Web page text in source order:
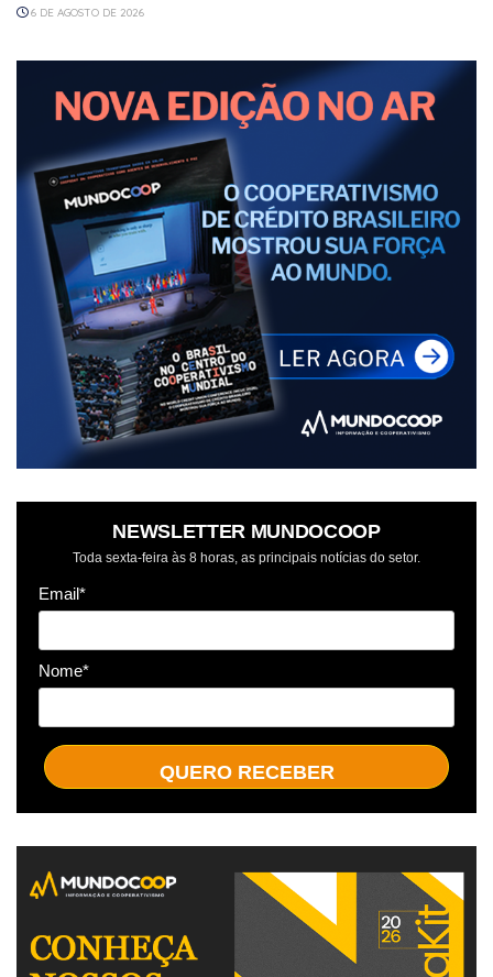
6 DE AGOSTO DE 2026
NEWSLETTER MUNDOCOOP
Toda sexta-feira às 8 horas, as principais notícias do setor.
Email*
Nome*
QUERO RECEBER